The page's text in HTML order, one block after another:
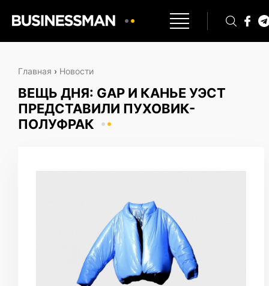
Главная › Новости
ВЕЩЬ ДНЯ: GAP И КАНЬЕ УЭСТ
ПРЕДСТАВИЛИ ПУХОВИК-
ПОЛУФРАК